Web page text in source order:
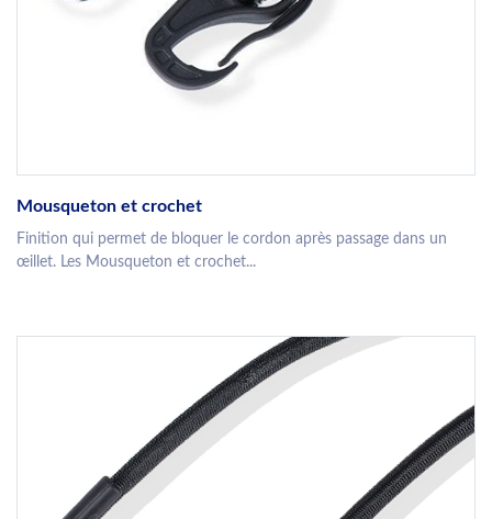
Mousqueton et crochet
Finition qui permet de bloquer le cordon après passage dans un
œillet. Les Mousqueton et crochet...